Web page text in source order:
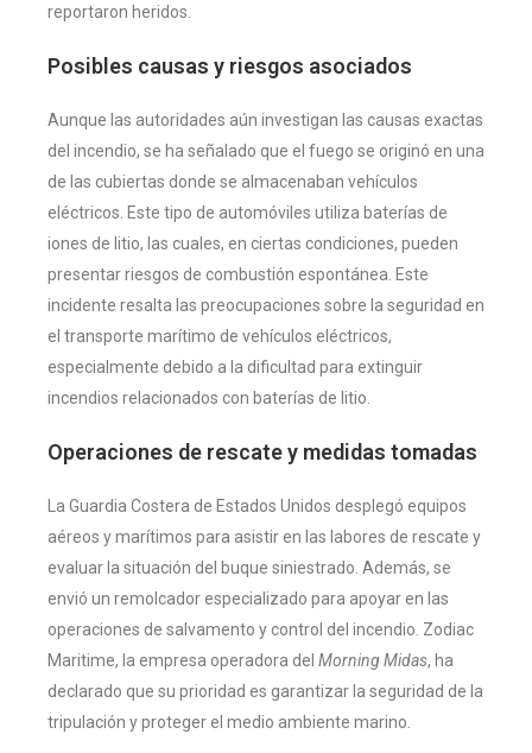
reportaron heridos.
Posibles causas y riesgos asociados
Aunque las autoridades aún investigan las causas exactas
del incendio, se ha señalado que el fuego se originó en una
de las cubiertas donde se almacenaban vehículos
eléctricos. Este tipo de automóviles utiliza baterías de
iones de litio, las cuales, en ciertas condiciones, pueden
presentar riesgos de combustión espontánea. Este
incidente resalta las preocupaciones sobre la seguridad en
el transporte marítimo de vehículos eléctricos,
especialmente debido a la dificultad para extinguir
incendios relacionados con baterías de litio.
Operaciones de rescate y medidas tomadas
La Guardia Costera de Estados Unidos desplegó equipos
aéreos y marítimos para asistir en las labores de rescate y
evaluar la situación del buque siniestrado. Además, se
envió un remolcador especializado para apoyar en las
operaciones de salvamento y control del incendio. Zodiac
Maritime, la empresa operadora del Morning Midas, ha
declarado que su prioridad es garantizar la seguridad de la
tripulación y proteger el medio ambiente marino.